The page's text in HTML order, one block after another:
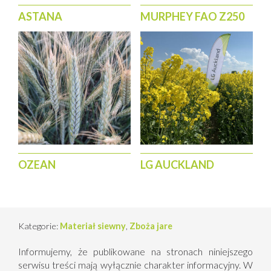
ASTANA MURPHEY FAO Z250
OZEAN LG AUCKLAND
Kategorie: Materiał siewny Zboża jare
Informujemy, że publikowane na stronach niniejszego
serwisu treści mają wyłącznie charakter informacyjny. W